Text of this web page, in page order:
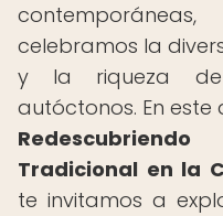
celebramos la
y la riqueza de
autóctonos. En este
Tradicional en la
te invitamos a